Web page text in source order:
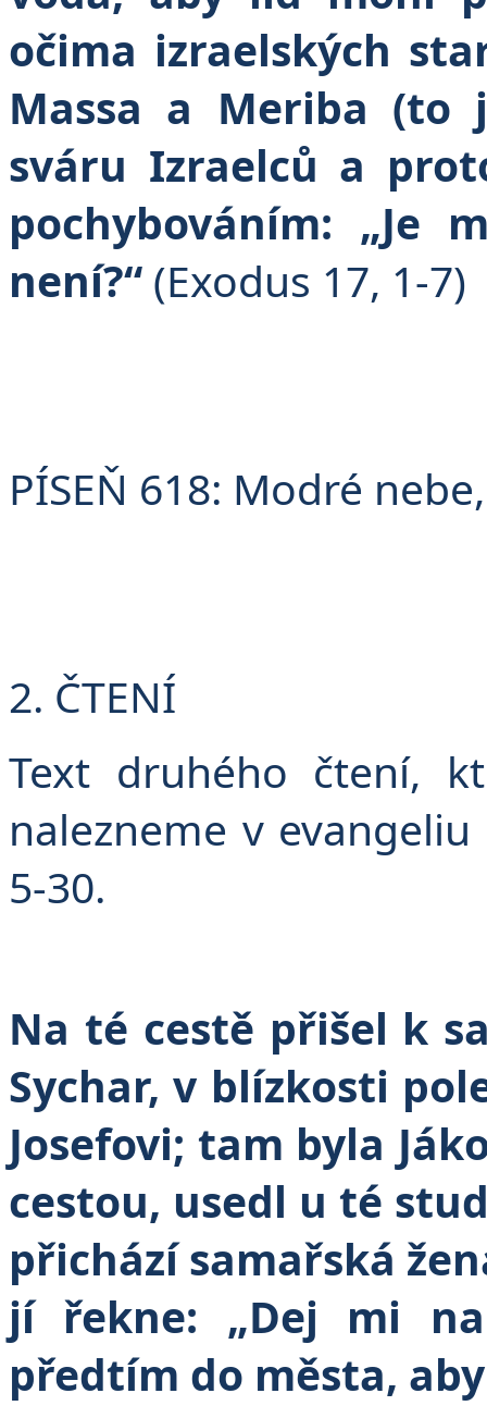
očima izraelských
Massa a Meriba (to
sváru Izraelců a
pochybováním: „Je
není?“ (Exodus 17, 1-7)
PÍSEŇ 618: Modré
2. ČTENÍ
Text druhého čtení,
nalezneme v
5-30.
Na té cestě přišel k
Sychar, v blízkosti
Josefovi; tam byla
cestou, usedl u té
přichází samařská
jí řekne: „Dej mi
předtím do města,